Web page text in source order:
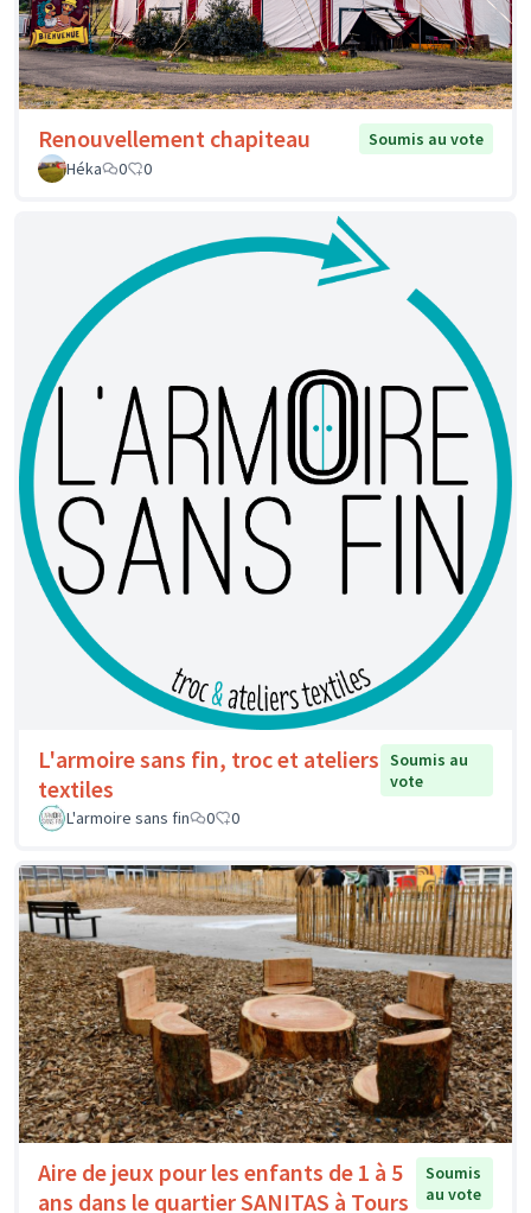
Renouvellement chapiteau
Soumis au vote
Héka
0 0
L'armoire sans fin, troc et ateliers
textiles
Soumis au
vote
L'armoire sans fin
0 0
Aire de jeux pour les enfants de 1 à 5
ans dans le quartier SANITAS à Tours
Soumis
au vote